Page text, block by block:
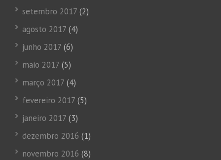
setembro 2017 (2)
agosto 2017 (4)
junho 2017 (6)
maio 2017 (5)
março 2017 (4)
fevereiro 2017 (5)
janeiro 2017 (3)
dezembro 2016 (1)
novembro 2016 (8)